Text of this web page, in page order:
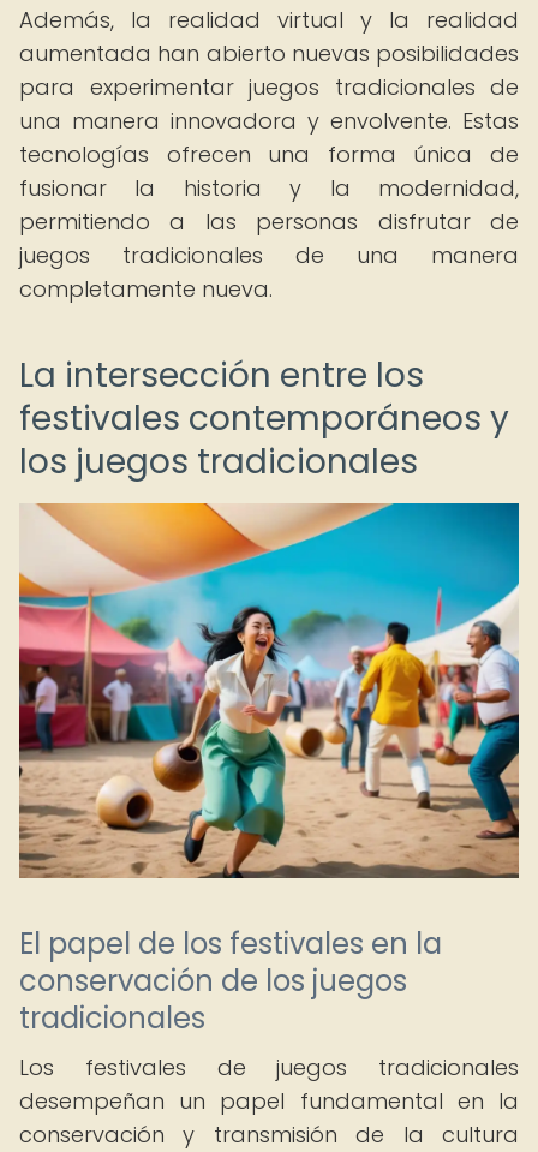
Además, la realidad virtual y la realidad
aumentada han abierto nuevas posibilidades
para experimentar juegos tradicionales de
una manera innovadora y envolvente. Estas
tecnologías ofrecen una forma única de
fusionar la historia y la modernidad,
permitiendo a las personas disfrutar de
juegos tradicionales de una manera
completamente nueva.
La intersección entre los
festivales contemporáneos y
los juegos tradicionales
El papel de los festivales en la
conservación de los juegos
tradicionales
Los festivales de juegos tradicionales
desempeñan un papel fundamental en la
conservación y transmisión de la cultura